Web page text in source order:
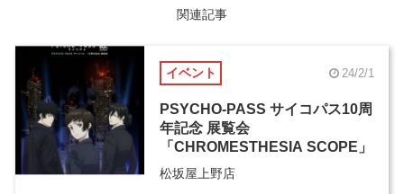
COLUMN
コラム
関連記事
イベント 24/2/1
PSYCHO-PASS サイコパス10周
年記念 展覧会
「CHROMESTHESIA SCOPE」
松坂屋上野店